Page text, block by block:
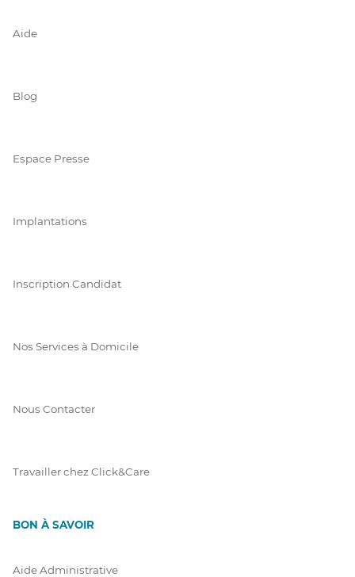
Aide
Blog
Espace Presse
Implantations
Inscription Candidat
Nos Services à Domicile
Nous Contacter
Travailler chez Click&Care
BON À SAVOIR
Aide Administrative